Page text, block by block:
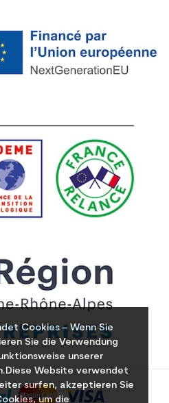
Cookies – Wenn Sie
Sie die Verwendung
unserer
Website verwendet
surfen, akzeptieren Sie
um die